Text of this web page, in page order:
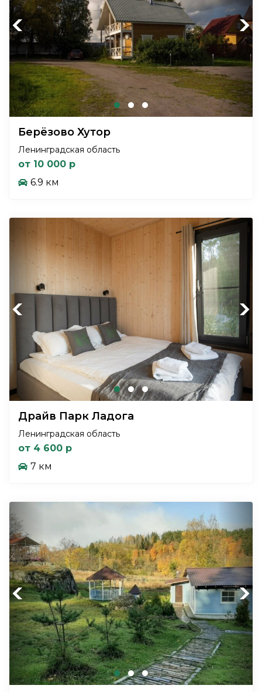
Previous Next
Берёзово Хутор
Ленинградская область
от 10 000 р
6.9 км
Previous Next
Драйв Парк Ладога
Ленинградская область
от 4 600 р
7 км
Previous Next